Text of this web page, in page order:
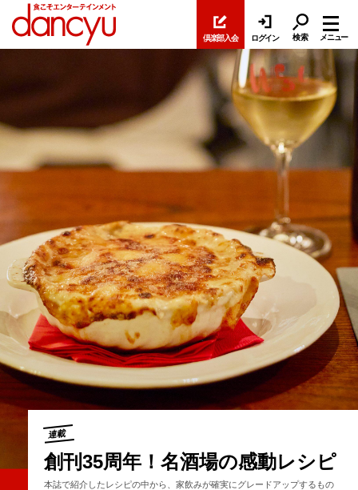
倶楽部入会 ログイン 検索 メニュー
連載
創刊35周年！名酒場の感動レシピ
本誌で紹介したレシピの中から、家飲みが確実にグレードアップするもの